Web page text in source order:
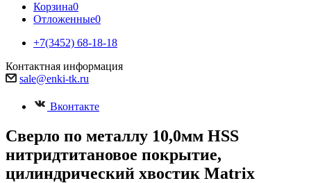
Корзина0
Отложенные0
+7(3452) 68-18-18
Контактная информация
sale@enki-tk.ru
Вконтакте
Сверло по металлу 10,0мм HSS
нитридтитановое покрытие,
цилиндрический хвостик Matrix